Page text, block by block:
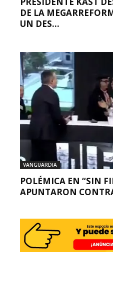
DE LA
UN DES...
VANGUARDIA
POLÉMICA EN “SIN
APUNTARON